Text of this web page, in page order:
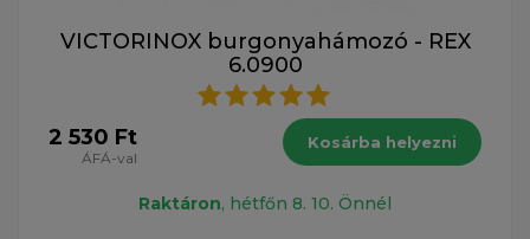
VICTORINOX burgonyahámozó - REX
6.0900
2 530 Ft
ÁFÁ-val
Kosárba helyezni
Raktáron, hétfőn 8. 10. Önnél